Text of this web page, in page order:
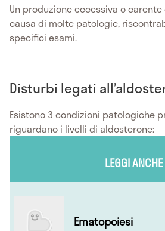
Un produzione eccessiva o
causa di molte patologie,
specifici esami.
Disturbi legati
Esistono 3 condizioni patologiche
riguardano i livelli di aldosterone:
LEGGI ANCHE
Ematopoiesi